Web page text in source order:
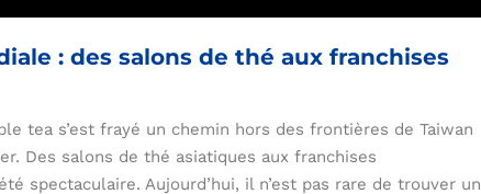
: des salons de thé aux franchises
tea s’est frayé un chemin hors des frontières de Taiwan
Des salons de thé asiatiques aux franchises
spectaculaire. Aujourd’hui, il n’est pas rare de trouver un